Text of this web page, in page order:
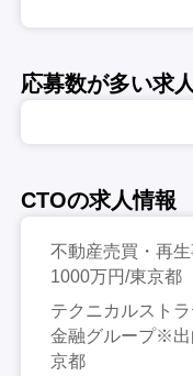
応募数が多い求人
CTOの求人情報
不動産売買・再
1000万円/東京都
テクニカルスト
金融グループ※出
京都